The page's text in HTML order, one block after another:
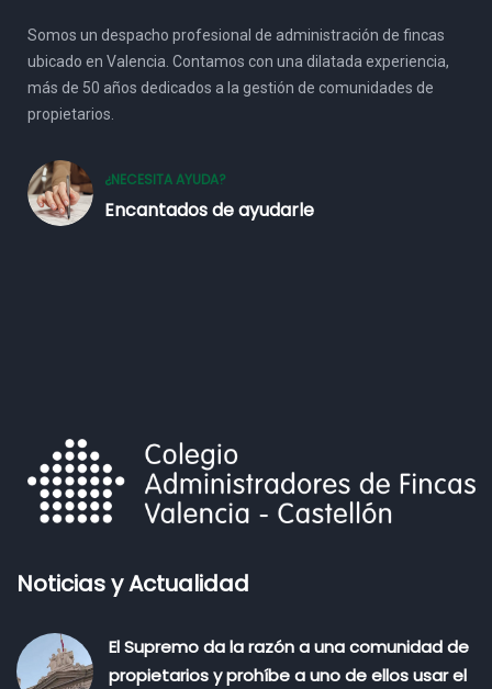
Somos un despacho profesional de administración de fincas
ubicado en Valencia. Contamos con una dilatada experiencia,
más de 50 años dedicados a la gestión de comunidades de
propietarios.
¿NECESITA AYUDA?
Encantados de ayudarle
Noticias y Actualidad
El Supremo da la razón a una comunidad de
propietarios y prohíbe a uno de ellos usar el